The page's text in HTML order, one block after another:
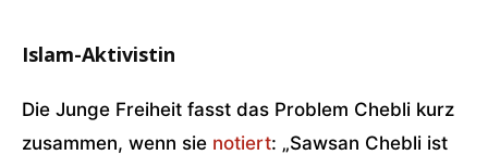
Islam-Aktivistin
Die Junge Freiheit fasst das Problem Chebli kurz
zusammen, wenn sie notiert: „Sawsan Chebli ist